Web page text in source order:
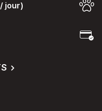
jour)